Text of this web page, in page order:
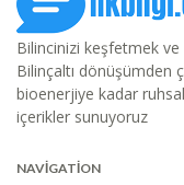
Bilincinizi keşfetmek ve
Bilinçaltı dönüşümden
bioenerjiye kadar
içerikler sunuyoruz
NAVIGATION